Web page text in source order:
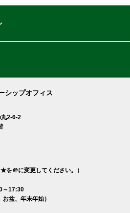
シップオフィス
2-6-2
＠に変更してください。）
～17:30
お盆、年末年始）